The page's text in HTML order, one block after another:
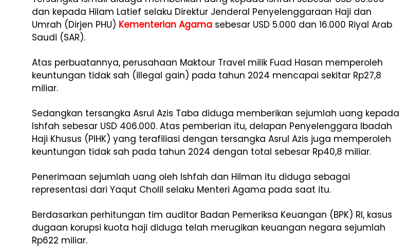
dan kepada Hilam Latief selaku Direktur Jenderal Penyelenggaraan Haji dan
Umrah (Dirjen PHU) Kementerian Agama sebesar USD 5.000 dan 16.000 Riyal Arab
Saudi (SAR).
Atas perbuatannya, perusahaan Maktour Travel milik Fuad Hasan memperoleh
keuntungan tidak sah (illegal gain) pada tahun 2024 mencapai sekitar Rp27,8
miliar.
Sedangkan tersangka Asrul Azis Taba diduga memberikan sejumlah uang kepada
Ishfah sebesar USD 406.000. Atas pemberian itu, delapan Penyelenggara Ibadah
Haji Khusus (PIHK) yang terafiliasi dengan tersangka Asrul Azis juga memperoleh
keuntungan tidak sah pada tahun 2024 dengan total sebesar Rp40,8 miliar.
Penerimaan sejumlah uang oleh Ishfah dan Hilman itu diduga sebagai
representasi dari Yaqut Cholil selaku Menteri Agama pada saat itu.
Berdasarkan perhitungan tim auditor Badan Pemeriksa Keuangan (BPK) RI, kasus
dugaan korupsi kuota haji diduga telah merugikan keuangan negara sejumlah
Rp622 miliar.